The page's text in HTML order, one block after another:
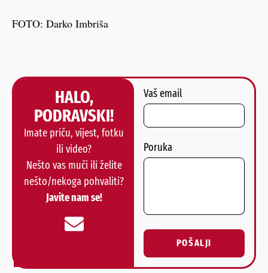
FOTO: Darko Imbriša
HALO,
PODRAVSKI!
Imate priču, vijest, fotku
ili video?
Nešto vas muči ili želite
nešto/nekoga pohvaliti?
Javite nam se!
Vaš email
Poruka
POŠALJI
Alternative: